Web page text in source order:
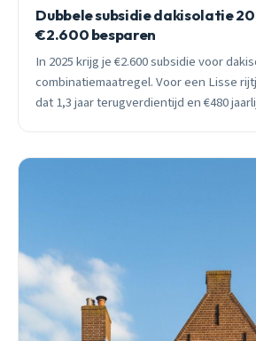
Dubbele subsidie dakisolatie
€2.600 besparen
In 2025 krijg je €2.600 subsidie voor
combinatiemaatregel. Voor een Lisse
dat 1,3 jaar terugverdientijd en €480